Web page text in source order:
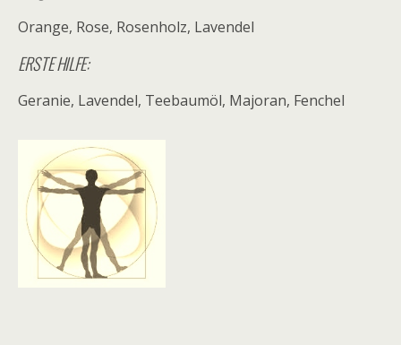
Orange, Rose, Rosenholz, Lavendel
ERSTE HILFE:
Geranie, Lavendel, Teebaumöl, Majoran, Fenchel